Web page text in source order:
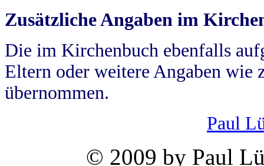
Zusätzliche Angaben im
Die im Kirchenbuch ebenfalls
Eltern oder weitere Angaben wie
übernommen.
Paul
© 2009 by Paul